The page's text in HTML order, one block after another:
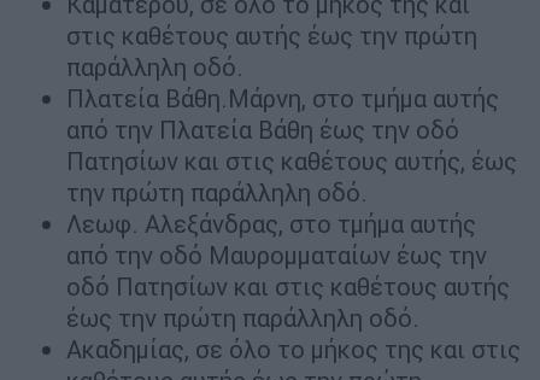
στις καθέτους αυτής έως την πρώτη
παράλληλη οδό.
Πλατεία Βάθη.Μάρνη, στο τμήμα αυτής
από την Πλατεία Βάθη έως την οδό
Πατησίων και στις καθέτους αυτής, έως
την πρώτη παράλληλη οδό.
Λεωφ. Αλεξάνδρας, στο τμήμα αυτής
από την οδό Μαυρομματαίων έως την
οδό Πατησίων και στις καθέτους αυτής
έως την πρώτη παράλληλη οδό.
Ακαδημίας, σε όλο το μήκος της και στις